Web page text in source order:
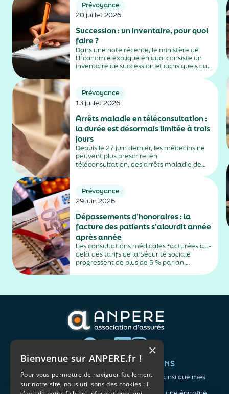
Prévoyance
20 juillet 2026
Succession : un inventaire, pour quoi
faire ?
Dans une note récente, le ministère de
l’Économie explique en quoi consiste un
inventaire de succession et dans quels cas
Prévoyance
13 juillet 2026
Arrêts maladie en téléconsultation :
la durée est désormais limitée à trois
jours
Depuis le 27 juin dernier, les médecins ne
peuvent plus prescrire, en
téléconsultation, des arrêts maladie de
sociales et fiscales, s'inscrit dans un
durcissement plus...
Prévoyance
29 juin 2026
Dépassements d’honoraires : la
facture des patients s’alourdit année
après année
Les consultations médicales facturées au-
delà des tarifs de la Sécurité sociale
progressent de plus de 5 % par an,
alimentés par la montée en puissance des
QUI SOMMES-NOUS ?
L'association
Notre organisation
VOS BESOINS
Me protéger ainsi que mes
proches
×
Bienvenue sur ANPERE.fr !
Pour vous permettre de naviguer facilement
sur notre site, nous utilisons des cookies : il